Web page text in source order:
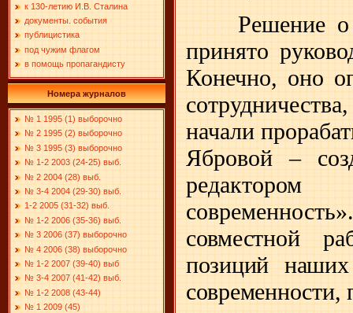
к 130-летию И.В. Сталина
документы. события
публицистика
под чужим флагом
в помощь пропагандисту
Номера журналов
№ 1 1995 (1) выборочно
№ 2 1995 (2) выборочно
№ 3 1995 (3) выборочно
№ 1-2 2003 (24-25) выб.
№ 2 2004 (28) выб.
№ 3-4 2004 (29-30) выб.
1-2 2005 (31-32) выб.
№ 1-2 2006 (35-36) выб.
№ 3 2006 (37) выборочно
№ 4 2006 (38) выборочно
№ 1-2 2007 (39-40) выб
№ 3-4 2007 (41-42) выб.
№ 1-2 2008 (43-44)
№ 1 2009 (45)
Решение о
принято
Конечно, оно
начали
Ябровой –
совместной
позиций
современности,